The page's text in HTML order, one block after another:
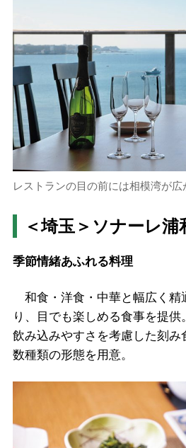
レストランの目の前には相模湾が広
＜埼玉＞ソナーレ浦
季節情緒あふれる料理
和食・洋食・中華と幅広く精
り、目でも楽しめる食事を提
飲み込みやすさを考慮した刻み
数種類の形態を用意。